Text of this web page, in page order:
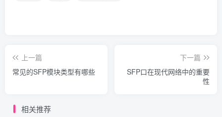
上一篇
常见的SFP模块类型有哪些
下一篇
SFP口在现代网络中的重要
性
相关推荐